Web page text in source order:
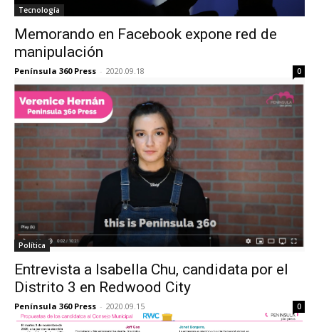
Tecnología
Memorando en Facebook expone red de
manipulación
Península 360 Press - 2020.09.18 0
Política
Entrevista a Isabella Chu, candidata por el
Distrito 3 en Redwood City
Península 360 Press - 2020.09.15 0